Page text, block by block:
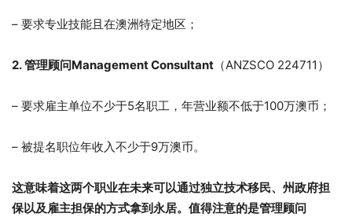
– 要求专业技能且在澳洲特定地区；
2.管理顾问Management Consultant （ANZSCO 224711）
– 要求雇主单位不少于5名职工，年营业额不低于100万澳币；
– 被提名职位年收入不少于9万澳币。
这意味着这两个职业在未来可以通过独立技术移民、州政府担
保以及雇主担保的方式拿到永居。值得注意的是管理顾问